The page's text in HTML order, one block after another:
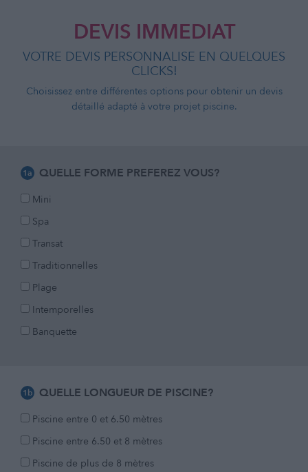
DEVIS IMMEDIAT
VOTRE DEVIS PERSONNALISE EN QUELQUES
CLICKS!
Choisissez entre différentes options pour obtenir un devis
détaillé adapté à votre projet piscine.
1a QUELLE FORME PREFEREZ VOUS?
Mini
Spa
Transat
Traditionnelles
Plage
Intemporelles
Banquette
1b QUELLE LONGUEUR DE PISCINE?
Piscine entre 0 et 6.50 mètres
Piscine entre 6.50 et 8 mètres
Piscine de plus de 8 mètres